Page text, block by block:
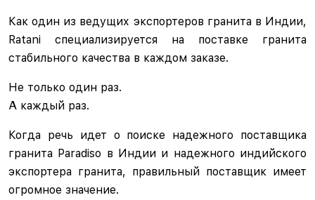
Как один из ведущих экспортеров гранита в Индии,
Ratani специализируется на поставке гранита
стабильного качества в каждом заказе.
Не только один раз.
А каждый раз.
Когда речь идет о поиске надежного поставщика
гранита Paradiso в Индии и надежного индийского
экспортера гранита, правильный поставщик имеет
огромное значение.